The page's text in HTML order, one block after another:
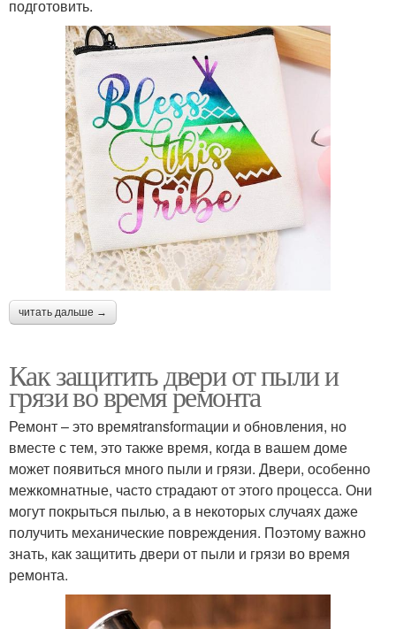
подготовить.
читать дальше →
Как защитить двери от пыли и
грязи во время ремонта
Ремонт – это времяtransformации и обновления, но
вместе с тем, это также время, когда в вашем доме
может появиться много пыли и грязи. Двери, особенно
межкомнатные, часто страдают от этого процесса. Они
могут покрыться пылью, а в некоторых случаях даже
получить механические повреждения. Поэтому важно
знать, как защитить двери от пыли и грязи во время
ремонта.